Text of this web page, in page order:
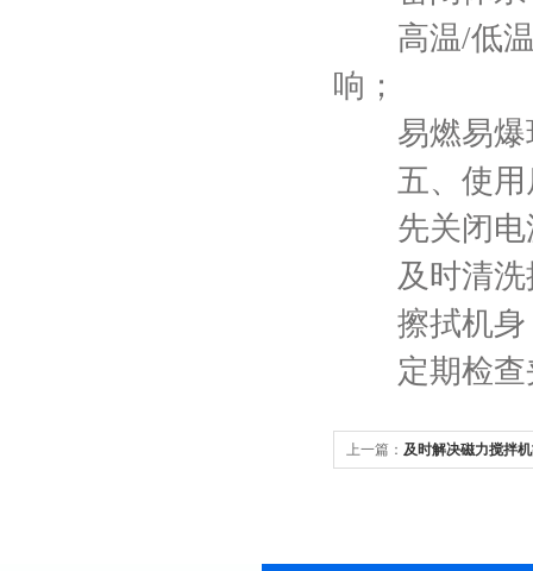
高温/低温
响；
易燃易爆环
五、使用
先关闭电
及时清洗搅
擦拭机身
定期检查
上一篇： 及时解决磁力搅拌